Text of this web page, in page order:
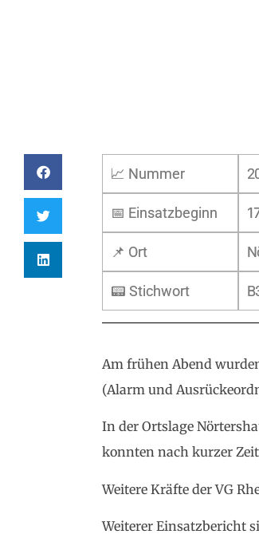
📈 Nummer
📅 Einsatzbeginn
📌 Ort
📟 Stichwort
Am frühen Abend
(Alarm und
In der Ortslage
konnten nach kurzer
Weitere Kräfte der VG
Weiterer Einsatzbericht